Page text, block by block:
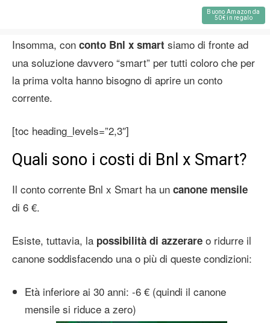
Buono Amazon da
50€ in regalo
Insomma, con conto Bnl x smart siamo di fronte ad
una soluzione davvero “smart” per tutti coloro che per
la prima volta hanno bisogno di aprire un conto
corrente.
[toc heading_levels=”2,3″]
Quali sono i costi di Bnl x Smart?
Il conto corrente Bnl x Smart ha un canone mensile
di 6 €.
Esiste, tuttavia, la possibilità di azzerare o ridurre il
canone soddisfacendo una o più di queste condizioni:
Età inferiore ai 30 anni: -6 € (quindi il canone
mensile si riduce a zero)